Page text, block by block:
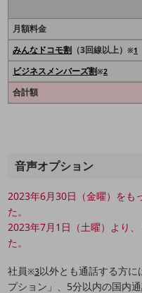
衛星携帯電話
IOT完了済みメーカーブランド
料金
料金TOP
ドコモBiz データ無制限 ドコ
IoT向け回線料金
home5Gプラン
モバイルサービス
セキュリティ
月額料金
みんなドコモ割 （3回線以上） ※1
ビジネスメンバーズ割※2
合計額
音声オプション
2023年6月30日（金曜）をも
た。
2023年7月1日（土曜）より、
た。
社員※3以外とも通話する方
プション」、5分以内の国内